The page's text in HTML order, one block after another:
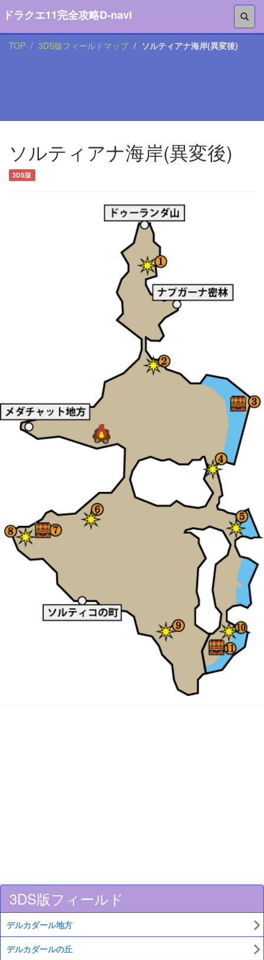
ドラクエ11完全攻略D-navi
TOP 3DS版フィールドマップ ソルティアナ海岸(異変後)
ソルティアナ海岸(異変後)
3DS版
3DS版フィールド
デルカダール地方
デルカダールの丘